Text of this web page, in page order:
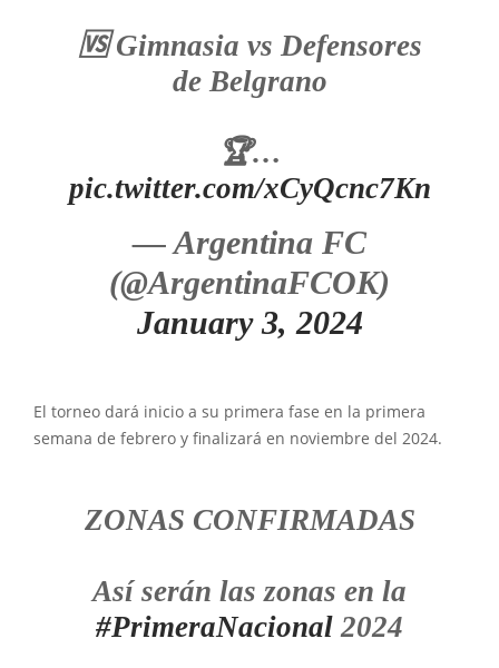
🆚 Gimnasia vs Defensores
de Belgrano
🏆…
pic.twitter.com/xCyQcnc7Kn
— Argentina FC
(@ArgentinaFCOK)
January 3, 2024
El torneo dará inicio a su primera fase en la primera
semana de febrero y finalizará en noviembre del 2024.
ZONAS CONFIRMADAS
Así serán las zonas en la
#PrimeraNacional 2024